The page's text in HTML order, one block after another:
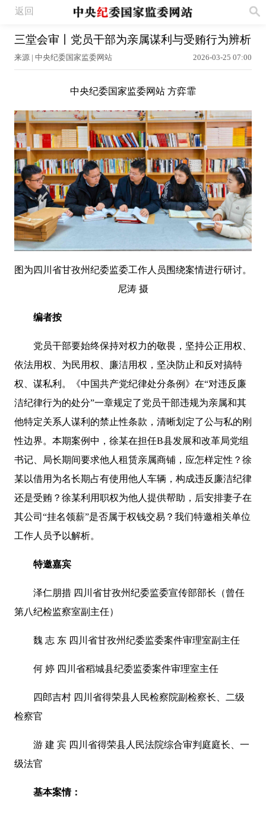
返回
三堂会审丨党员干部为亲属谋利与受贿行为辨析
来源 | 中央纪委国家监委网站 2026-03-25 07:00
中央纪委国家监委网站 方弈霏
图为四川省甘孜州纪委监委工作人员围绕案情进行研讨。
尼涛 摄
编者按
党员干部要始终保持对权力的敬畏，坚持公正用权、
依法用权、为民用权、廉洁用权，坚决防止和反对搞特
权、谋私利。《中国共产党纪律处分条例》在“对违反廉
洁纪律行为的处分”一章规定了党员干部违规为亲属和其
他特定关系人谋利的禁止性条款，清晰划定了公与私的刚
性边界。本期案例中，徐某在担任B县发展和改革局党组
书记、局长期间要求他人租赁亲属商铺，应怎样定性？徐
某以借用为名长期占有使用他人车辆，构成违反廉洁纪律
还是受贿？徐某利用职权为他人提供帮助，后安排妻子在
其公司“挂名领薪”是否属于权钱交易？我们特邀相关单位
工作人员予以解析。
特邀嘉宾
泽仁朋措 四川省甘孜州纪委监委宣传部部长（曾任
第八纪检监察室副主任）
魏 志 东 四川省甘孜州纪委监委案件审理室副主任
何 婷 四川省稻城县纪委监委案件审理室主任
四郎吉村 四川省得荣县人民检察院副检察长、二级
检察官
游 建 宾 四川省得荣县人民法院综合审判庭庭长、一
级法官
基本案情：